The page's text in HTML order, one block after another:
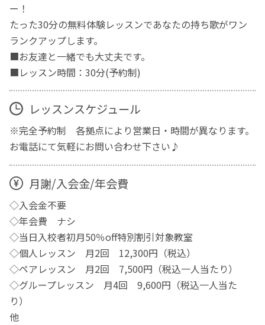
ー！
たった30分の無料体験レッスンであなたの持ち歌がワン
ランクアップします。
■お友達と一緒でも大丈夫です。
■レッスン時間：30分(予約制)
レッスンスケジュール
※完全予約制 各拠点により営業日・時間が異なります。
お電話にて気軽にお問い合わせ下さい♪
月謝/入会金/年会費
◇入会金不要
◇年会費 ナシ
◇当日入校者初月50％off特別割引対象教室
◇個人レッスン 月2回 12,300円（税込）
◇ペアレッスン 月2回 7,500円（税込一人当たり）
◇グループレッスン 月4回 9,600円（税込一人当た
り）
他